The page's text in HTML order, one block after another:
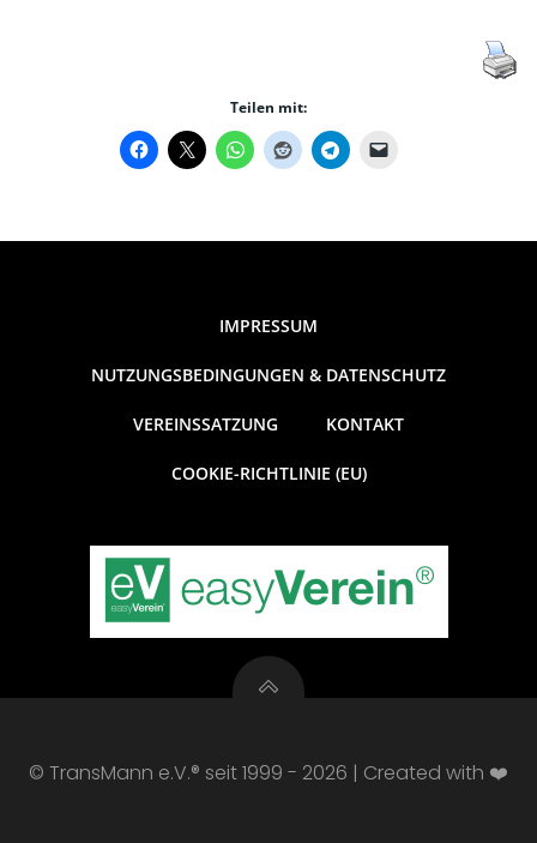
Teilen mit:
IMPRESSUM
NUTZUNGSBEDINGUNGEN & DATENSCHUTZ
VEREINSSATZUNG KONTAKT
COOKIE-RICHTLINIE (EU)
© TransMann e.V.® seit 1999 - 2026 | Created with ❤️